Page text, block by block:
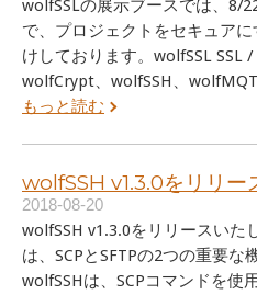
wolfSSLの展示ブースでは、8/
で、プロジェクトをセキュア
けしております。wolfSSL SSL /
wolfCrypt、wolfSSH、
もっと読む
wolfSSH v1.3.0をリリー
2018-08-20
wolfSSH v1.3.0をリリースいた
は、SCPとSFTPの2つの重要な
wolfSSHは、SCPコマンドを使